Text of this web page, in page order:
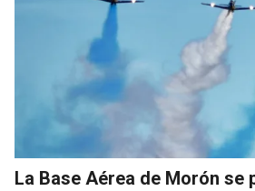
La Base Aérea de Morón se